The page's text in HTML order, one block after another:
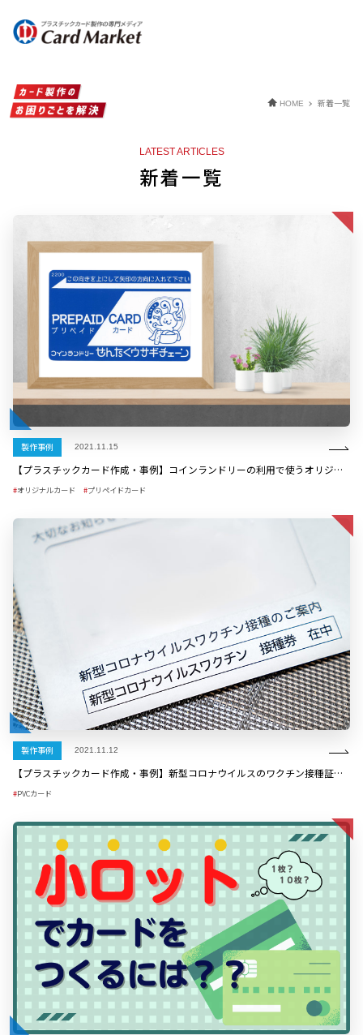
HOME 新着一覧
LATEST ARTICLES
新着一覧
製作事例 2021.11.15
【プラスチックカード作成・事例】コインランドリーの利用で使うオリジナルプリペイドカード
オリジナルカード プリペイドカード
製作事例 2021.11.12
【プラスチックカード作成・事例】新型コロナウイルスのワクチン接種証明書カード
PVCカード